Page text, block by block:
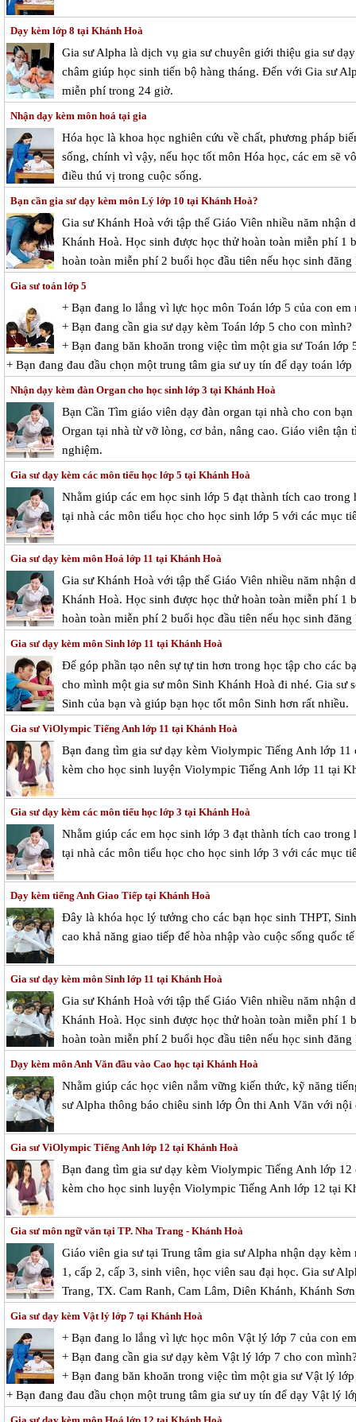
Dạy kèm lớp 8 tại Khánh Hoà
Gia sư Alpha là dịch vụ gia sư chuyên giới thiệu gia sư
châm giúp học sinh tiến bộ hàng tháng. Đến với Gia sư
miễn phí trong 24 giờ.
Nhận dạy kèm môn hoá tại gia
Hóa học là khoa học nghiên cứu về chất, phương pháp
sống, chính vì vậy, nếu học tốt môn Hóa học, các em sẽ
điều thú vị trong cuộc sống.
Bạn cần gia sư dạy kèm môn Lý lớp 10 tại Khánh Hoà?
Gia sư Khánh Hoà với tập thể Giáo Viên nhiều năm nhận
Khánh Hoà. Học sinh được học thử hoàn toàn miễn phí 1
hoàn toàn miễn phí 2 buổi học đầu tiên nếu học sinh
Gia sư toán lớp 5
+ Bạn đang lo lắng vì lực học môn Toán lớp 5 của con em
+ Bạn đang cần gia sư dạy kèm Toán lớp 5 cho con mình?
+ Bạn đang băn khoăn trong việc tìm một gia sư Toán lớp
+ Bạn đang đau đầu chọn một trung tâm gia sư uy tín để dạy toán lớp
Nhận dạy kèm đàn Organ cho học sinh lớp 3 tại Khánh Hoà
Bạn Cần Tìm giáo viên dạy đàn organ tại nhà cho con
Organ tại nhà từ vỡ lòng, cơ bản, nâng cao. Giáo viên
nghiệm.
Gia sư dạy kèm các môn tiểu học lớp 5 tại Khánh Hoà
Nhằm giúp các em học sinh lớp 5 đạt thành tích cao
tại nhà các môn tiểu học cho học sinh lớp 5 với các mục
Gia sư dạy kèm môn Hoá lớp 11 tại Khánh Hoà
Gia sư Khánh Hoà với tập thể Giáo Viên nhiều năm nhận
Khánh Hoà. Học sinh được học thử hoàn toàn miễn phí 1
hoàn toàn miễn phí 2 buổi học đầu tiên nếu học sinh
Gia sư dạy kèm môn Sinh lớp 11 tại Khánh Hoà
Để góp phần tạo nên sự tự tin hơn trong học tập cho các
cho mình một gia sư môn Sinh Khánh Hoà đi nhé. Gia sư
Sinh của bạn và giúp bạn học tốt môn Sinh hơn rất nhiều.
Gia sư ViOlympic Tiếng Anh lớp 11 tại Khánh Hoà
Bạn đang tìm gia sư dạy kèm Violympic Tiếng Anh lớp
kèm cho học sinh luyện Violympic Tiếng Anh lớp 11 tại
Gia sư dạy kèm các môn tiểu học lớp 3 tại Khánh Hoà
Nhằm giúp các em học sinh lớp 3 đạt thành tích cao
tại nhà các môn tiểu học cho học sinh lớp 3 với các mục
Dạy kèm tiếng Anh Giao Tiếp tại Khánh Hoà
Đây là khóa học lý tưởng cho các bạn học sinh THPT,
cao khả năng giao tiếp để hòa nhập vào cuộc sống quốc
Gia sư dạy kèm môn Sinh lớp 11 tại Khánh Hoà
Gia sư Khánh Hoà với tập thể Giáo Viên nhiều năm nhận
Khánh Hoà. Học sinh được học thử hoàn toàn miễn phí 1
hoàn toàn miễn phí 2 buổi học đầu tiên nếu học sinh
Dạy kèm môn Anh Văn đầu vào Cao học tại Khánh Hoà
Nhằm giúp các học viên nắm vững kiến thức, kỹ năng
sư Alpha thông báo chiêu sinh lớp Ôn thi Anh Văn với nội
Gia sư ViOlympic Tiếng Anh lớp 12 tại Khánh Hoà
Bạn đang tìm gia sư dạy kèm Violympic Tiếng Anh lớp
kèm cho học sinh luyện Violympic Tiếng Anh lớp 12 tại
Gia sư môn ngữ văn tại TP. Nha Trang - Khánh Hoà
Giáo viên gia sư tại Trung tâm gia sư Alpha nhận dạy
1, cấp 2, cấp 3, sinh viên, học viên sau đại học. Gia sư
Trang, TX. Cam Ranh, Cam Lâm, Diên Khánh, Khánh
Gia sư dạy kèm Vật lý lớp 7 tại Khánh Hoà
+ Bạn đang lo lắng vì lực học môn Vật lý lớp 7 của con
+ Bạn đang cần gia sư dạy kèm Vật lý lớp 7 cho con
+ Bạn đang băn khoăn trong việc tìm một gia sư Vật lý
+ Bạn đang đau đầu chọn một trung tâm gia sư uy tín để dạy Vật lý